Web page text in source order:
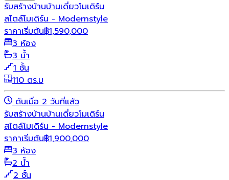
รับสร้างบ้านบ้านเดี่ยวโมเดิร์น
สไตล์โมเดิร์น - Modernstyle
ราคาเริ่มต้น฿1,590,000
3 ห้อง
3 น้ำ
1 ชั้น
110 ตร.ม
ดันเมื่อ 2 วันที่แล้ว
รับสร้างบ้านบ้านเดี่ยวโมเดิร์น
สไตล์โมเดิร์น - Modernstyle
ราคาเริ่มต้น฿1,900,000
3 ห้อง
2 น้ำ
2 ชั้น